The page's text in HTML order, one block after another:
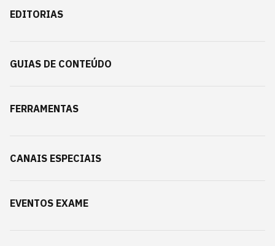
EDITORIAS
GUIAS DE CONTEÚDO
FERRAMENTAS
CANAIS ESPECIAIS
EVENTOS EXAME